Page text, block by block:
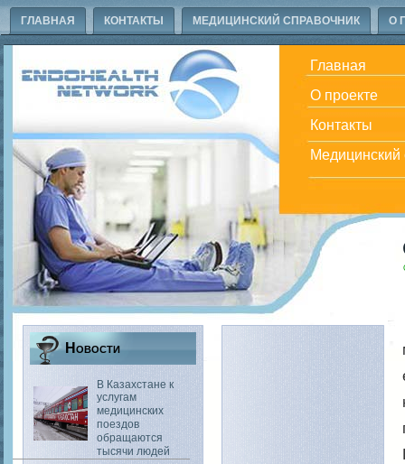
ГЛАВНАЯ КОНТАКТЫ МЕДИЦИНСКИЙ СПРАВОЧНИК О
Главная
О проекте
Контакты
Медицинский
Новости
В Казахстане к
услугам
медицинских
поездов
обращаются
тысячи людей